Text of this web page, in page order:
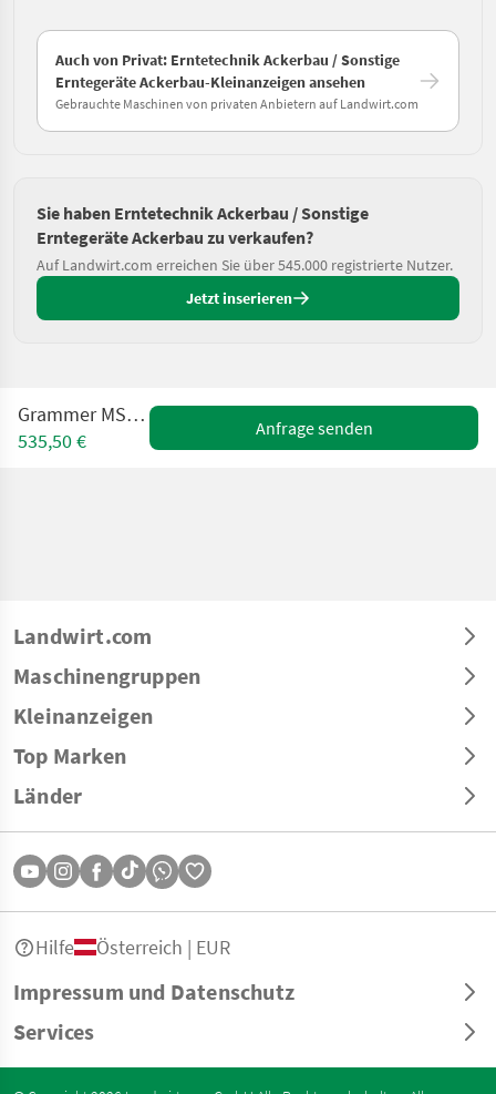
Auch von Privat: Erntetechnik Ackerbau / Sonstige
Erntegeräte Ackerbau-Kleinanzeigen ansehen
Gebrauchte Maschinen von privaten Anbietern auf Landwirt.com
Sie haben Erntetechnik Ackerbau / Sonstige
Erntegeräte Ackerbau zu verkaufen?
Auf Landwirt.com erreichen Sie über 545.000 registrierte Nutzer.
Jetzt inserieren
Grammer MSG95G/742
535,50 €
Anfrage senden
Landwirt.com
Maschinengruppen
Kleinanzeigen
Top Marken
Länder
Impressum und Datenschutz
Services
Hilfe Österreich | EUR